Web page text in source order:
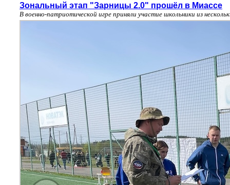
Зональный этап "Зарницы 2.0" прошёл в Миассе
В военно-патриотической игре приняли участие школьники из